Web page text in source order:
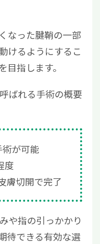
なった腱鞘の一部
けるようにするこ
目指します。
ばれる手術の概要
が可能
度
膚切開で完了
や指の引っかかり
待できる有効な選